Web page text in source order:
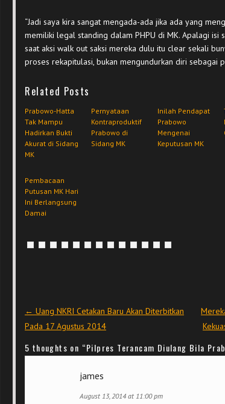
“Jadi saya kira sangat mengada-ada jika ada yang
memiliki legal standing dalam PHPU di MK. Apalagi isi
saat aksi walk out saksi mereka dulu itu clear sekali
proses rekapitulasi, bukan mengundurkan diri sebagai
Related Posts
Prabowo-Hatta
Tak Mampu
Hadirkan Bukti
Akurat di Sidang
MK
Pernyataan
Kontraproduktif
Prabowo di
Sidang MK
Inilah Pendapat
Prabowo
Mengenai
Keputusan MK
Pembacaan
Putusan MK Hari
Ini Berlangsung
Damai
Post navigation
← Uang NKRI Cetakan Baru Akan Diterbitkan
Pada 17 Agustus 2014
5 thoughts on “Pilpres Terancam Diulang Bila
james
August 13, 2014 at 11:00 pm